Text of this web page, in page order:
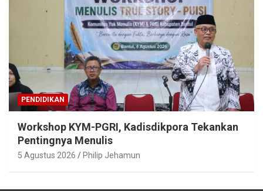
PENDIDIKAN
Workshop KYM-PGRI, Kadisdikpora Tekankan
Pentingnya Menulis
5 Agustus 2026 Philip Jehamun